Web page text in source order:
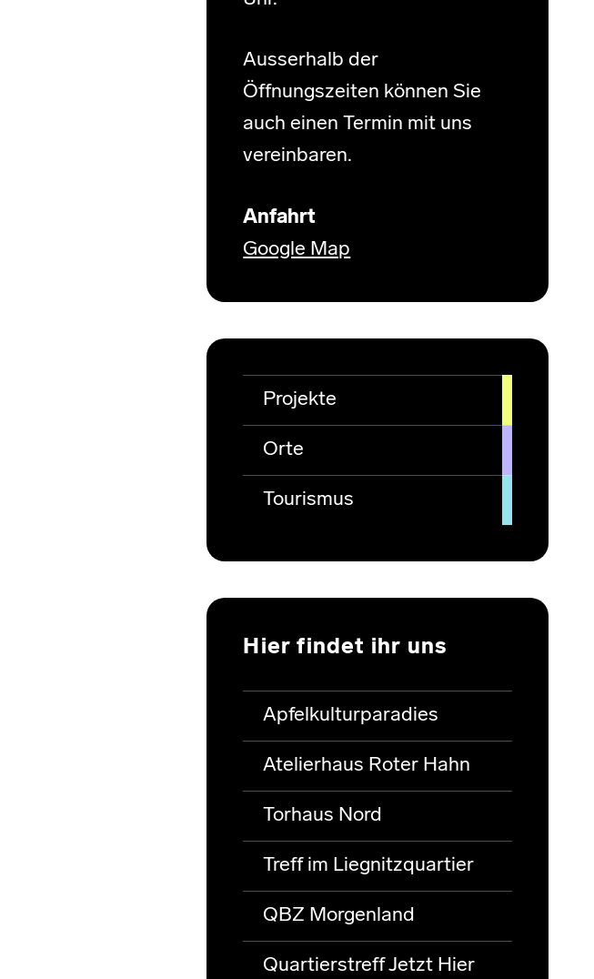
Ausserhalb der
Öffnungszeiten können Sie
auch einen Termin mit uns
vereinbaren.
Anfahrt
Google Map
Projekte
Orte
Tourismus
Hier findet ihr uns
Apfelkulturparadies
Atelierhaus Roter Hahn
Torhaus Nord
Treff im Liegnitzquartier
QBZ Morgenland
Quartierstreff Jetzt Hier